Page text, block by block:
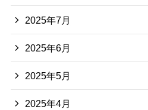
2025年7月
2025年6月
2025年5月
2025年4月